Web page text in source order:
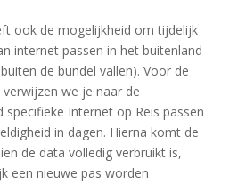
ook de mogelijkheid om tijdelijk
internet passen in het buitenland
de bundel vallen). Voor de
we je naar de
specifieke Internet op Reis passen
in dagen. Hierna komt de
de data volledig verbruikt is,
een nieuwe pas worden